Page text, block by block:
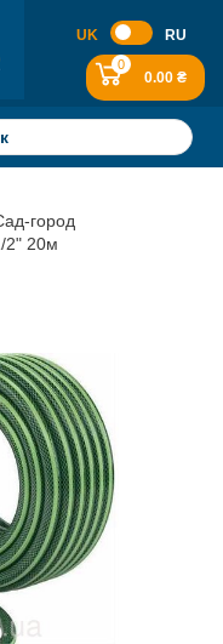
UK RU
0
0.00 ₴
город
2" 20м